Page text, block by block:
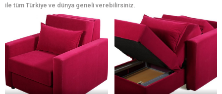
ile tüm Türkiye ve dünya geneli verebilirsiniz.